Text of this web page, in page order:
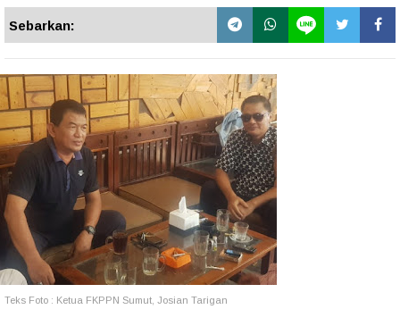
Sebarkan:
Teks Foto : Ketua FKPPN Sumut, Josian Tarigan